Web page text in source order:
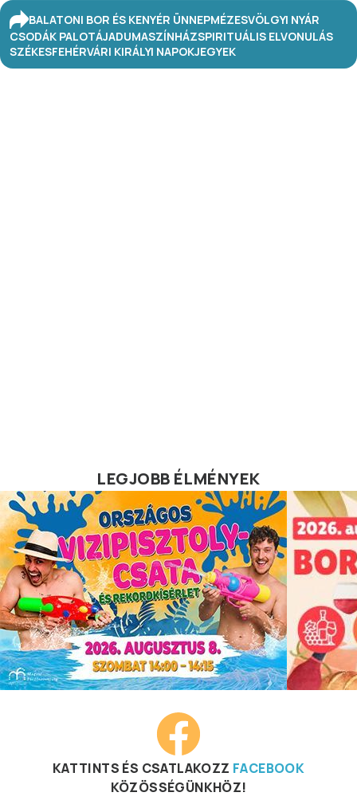
BALATONI BOR ÉS KENYÉR ÜNNEPMÉZESVÖLGYI NYÁR
CSODÁK PALOTÁJADUMASZÍNHÁZSPIRITUÁLIS ELVONULÁS
SZÉKESFEHÉRVÁRI KIRÁLYI NAPOKJEGYEK
LEGJOBB ÉLMÉNYEK
KATTINTS ÉS CSATLAKOZZ FACEBOOK
KÖZÖSSÉGÜNKHÖZ!